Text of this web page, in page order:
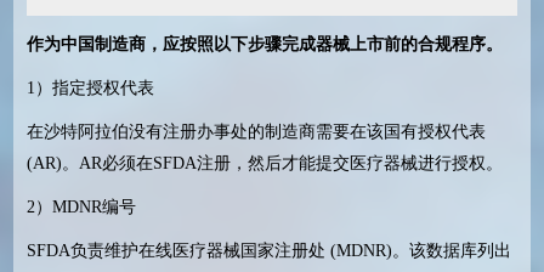
作为中国制造商，应按照以下步骤完成器械上市前的合规程序。
1 ）指定授权代表
在沙特阿拉伯没有注册办事处的制造商需要在该国有授权代表
(AR)。 AR必须在SFDA注册，然后才能提交医疗器械进行授权。
2） MDNR编号
SFDA负责维护在线医疗器械国家注册处 (MDNR)。该数据库列出